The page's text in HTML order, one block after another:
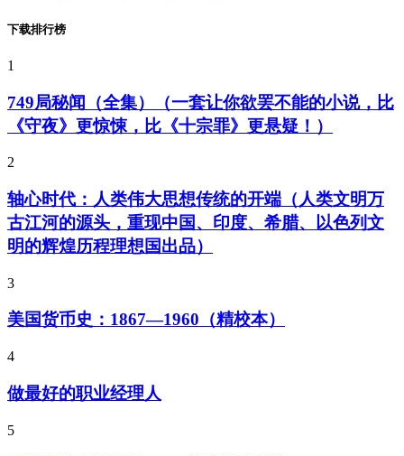
下载排行榜
1
749局秘闻（全集）（一套让你欲罢不能的小说，比
《守夜》更惊悚，比《十宗罪》更悬疑！）
2
轴心时代：人类伟大思想传统的开端（人类文明万
古江河的源头，重现中国、印度、希腊、以色列文
明的辉煌历程理想国出品）
3
美国货币史：1867—1960（精校本）
4
做最好的职业经理人
5